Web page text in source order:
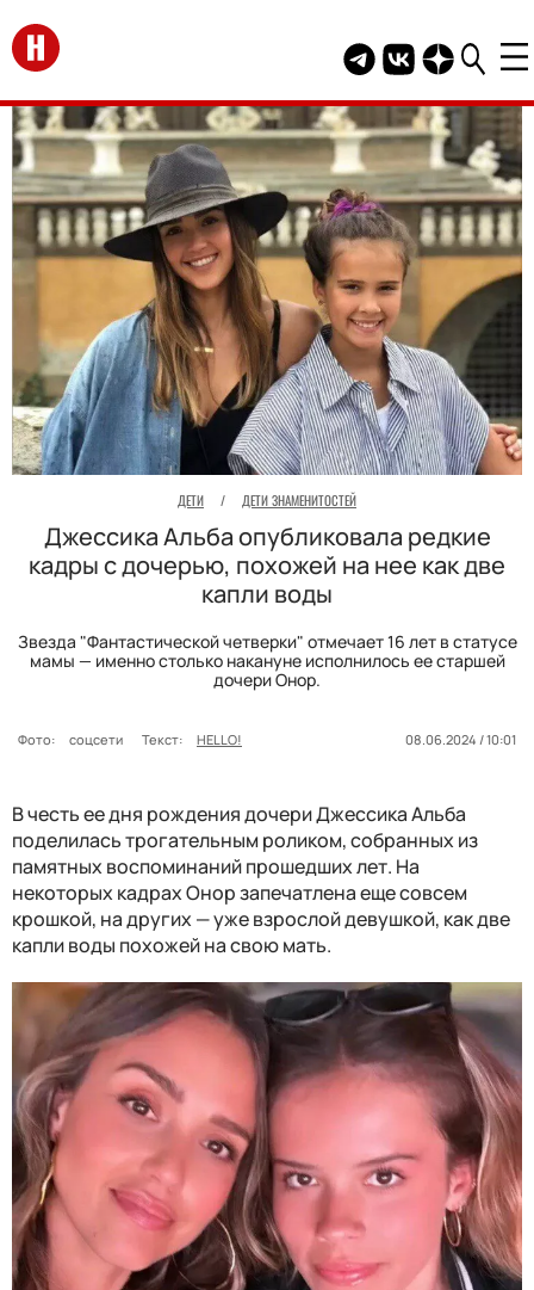
Перейти на главную
Telegram канал
Группа HELLO
Канал
ДЕТИ / ДЕТИ ЗНАМЕНИТОСТЕЙ
Джессика Альба опубликовала редкие
кадры с дочерью, похожей на нее как две
капли воды
Звезда "Фантастической четверки" отмечает 16 лет в статусе
мамы — именно столько накануне исполнилось ее старшей
дочери Онор.
Фото: соцсети Текст: HELLO! 08.06.2024 / 10:01
В честь ее дня рождения дочери Джессика Альба
поделилась трогательным роликом, собранных из
памятных воспоминаний прошедших лет. На
некоторых кадрах Онор запечатлена еще совсем
крошкой, на других — уже взрослой девушкой, как две
капли воды похожей на свою мать.